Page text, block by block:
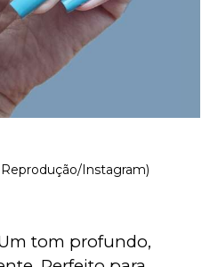
Instagram)
tom profundo,